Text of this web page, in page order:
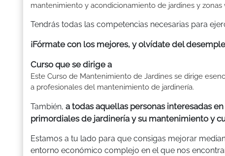
mantenimiento y acondicionamiento de jardines y zonas
Tendrás todas las competencias necesarias para
¡Fórmate con los mejores, y olvídate del
Curso que se dirige a
Este Curso de Mantenimiento de Jardines se dirige
a profesionales del mantenimiento de jardinería.
También, a todas aquellas personas interesadas
primordiales de jardinería y su mantenimiento y
Estamos a tu lado para que consigas mejorar
entorno económico complejo en el que nos